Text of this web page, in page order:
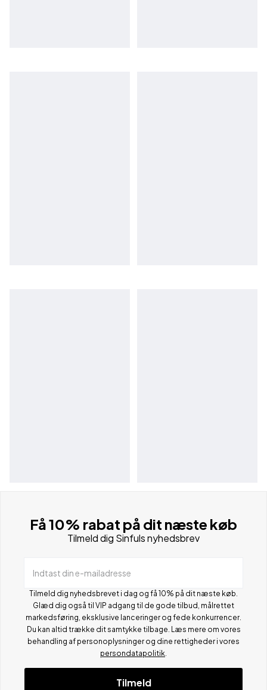
Få 10% rabat på dit næste køb
Tilmeld dig Sinfuls nyhedsbrev
Indtast din e-mailadresse
Tilmeld dig nyhedsbrevet i dag og få 10% på dit næste køb.
Glæd dig også til VIP adgang til de gode tilbud, målrettet
markedsføring, eksklusive lanceringer og fede konkurrencer.
Du kan altid trække dit samtykke tilbage. Læs mere om vores
behandling af personoplysninger og dine rettigheder i vores
persondatapolitik.
Tilmeld